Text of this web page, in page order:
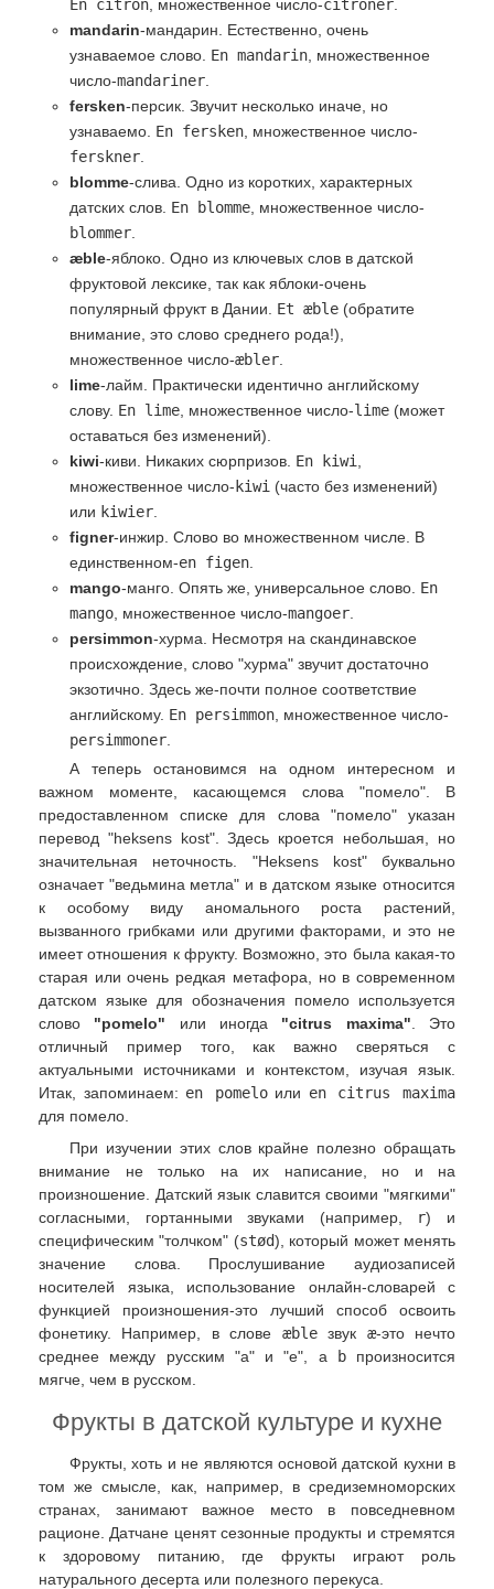
En citron , множественное число-citroner
mandarin-мандарин. Естественно, очень
узнаваемое слово. En mandarin , множественное
число-mandariner
fersken-персик. Звучит несколько иначе, но
узнаваемо. En fersken , множественное число-
ferskner
blomme-слива. Одно из коротких, характерных
датских слов. En blomme , множественное число-
blommer
æble-яблоко. Одно из ключевых слов в датской
фруктовой лексике, так как яблоки-очень
популярный фрукт в Дании. Et æble (обратите
внимание, это слово среднего рода!),
множественное число-æbler
lime-лайм. Практически идентично английскому
слову. En lime , множественное число-lime (может
оставаться без изменений).
kiwi-киви. Никаких сюрпризов. En kiwi
множественное число- kiwi (часто без изменений)
или kiwier
figner-инжир. Слово во множественном числе. В
единственном-en figen
mango-манго. Опять же, универсальное слово. En
mango , множественное число-mangoer
persimmon-хурма. Несмотря на скандинавское
происхождение, слово "хурма" звучит достаточно
экзотично. Здесь же-почти полное соответствие
английскому. En persimmon , множественное число-
persimmoner
А теперь остановимся на одном интересном и
важном моменте, касающемся слова "помело". В
предоставленном списке для слова "помело" указан
перевод "heksens kost". Здесь кроется небольшая, но
значительная неточность. "Heksens kost" буквально
означает "ведьмина метла" и в датском языке относится
к особому виду аномального роста растений,
вызванного грибками или другими факторами, и это не
имеет отношения к фрукту. Возможно, это была какая-то
старая или очень редкая метафора, но в современном
датском языке для обозначения помело используется
слово "pomelo" или иногда "citrus maxima" . Это
отличный пример того, как важно сверяться с
актуальными источниками и контекстом, изучая язык.
Итак, запоминаем: en pomeloили en citrus maxima
для помело.
При изучении этих слов крайне полезно обращать
внимание не только на их написание, но и на
произношение. Датский язык славится своими "мягкими"
согласными, гортанными звуками (например, r) и
специфическим "толчком" (stød), который может менять
значение слова. Прослушивание аудиозаписей
носителей языка, использование онлайн-словарей с
функцией произношения-это лучший способ освоить
фонетику. Например, в слове æbleзвук æ-это нечто
среднее между русским "а" и "е", а
bпроизносится
мягче, чем в русском.
Фрукты в датской культуре и кухне
Фрукты, хоть и не являются основой датской кухни в
том же смысле, как, например, в средиземноморских
странах, занимают важное место в повседневном
рационе. Датчане ценят сезонные продукты и стремятся
к здоровому питанию, где фрукты играют роль
натурального десерта или полезного перекуса.